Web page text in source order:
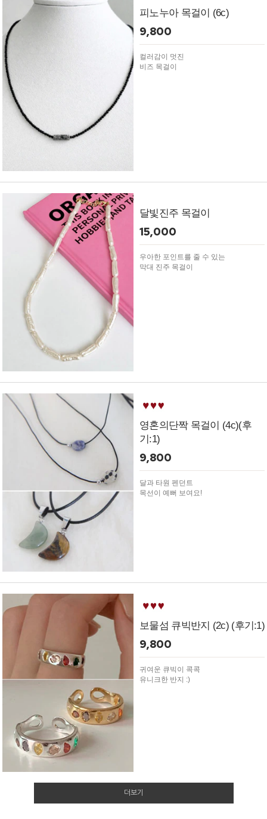
피노누아 목걸이 (6c)
9,800
컬러감이 멋진
비즈 목걸이
달빛진주 목걸이
15,000
우아한 포인트를 줄 수 있는
막대 진주 목걸이
영혼의단짝 목걸이 (4c)(후
기:1)
9,800
달과 타원 펜던트
목선이 예뻐 보여요!
보물섬 큐빅반지 (2c) (후기:1)
9,800
귀여운 큐빅이 콕콕
유니크한 반지 :)
더보기